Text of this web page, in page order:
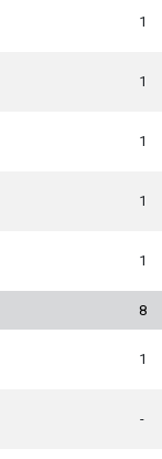
1
1
1
1
1
8
1
-